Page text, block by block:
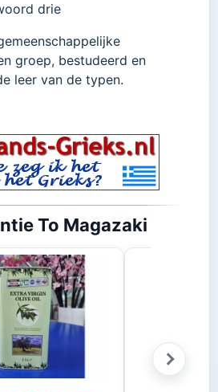
drie
groep, bestudeerd en
leer van de typen.
To Magazaki
Stifado